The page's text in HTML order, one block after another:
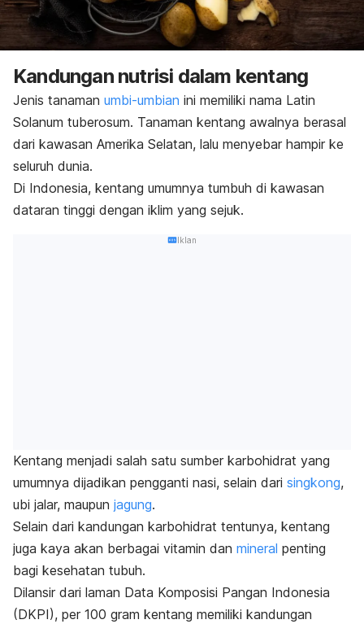
Kandungan nutrisi dalam kentang
Jenis tanaman umbi-umbian ini memiliki nama Latin
Solanum tuberosum. Tanaman kentang awalnya berasal
dari kawasan Amerika Selatan, lalu menyebar hampir ke
seluruh dunia.
Di Indonesia, kentang umumnya tumbuh di kawasan
dataran tinggi dengan iklim yang sejuk.
Iklan
Kentang menjadi salah satu sumber karbohidrat yang
umumnya dijadikan pengganti nasi, selain dari singkong,
ubi jalar, maupun jagung.
Selain dari kandungan karbohidrat tentunya, kentang
juga kaya akan berbagai vitamin dan mineral penting
bagi kesehatan tubuh.
Dilansir dari laman Data Komposisi Pangan Indonesia
(DKPI), per 100 gram kentang memiliki kandungan